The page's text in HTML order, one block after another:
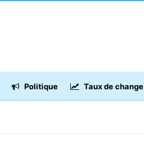
Politique Taux de change